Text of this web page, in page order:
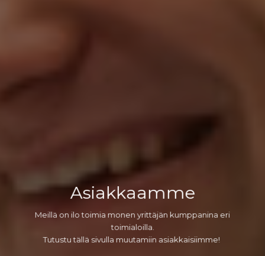
Asiak­kaamme
Meillä on ilo toimia monen yrittäjän kumppanina eri
toimialoilla.
Tutustu tällä sivulla muutamiin asiakkaisiimme!